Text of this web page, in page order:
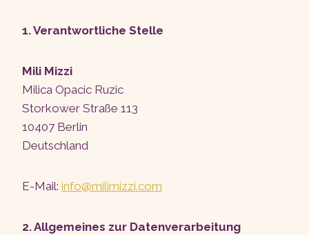
1. Verantwortliche Stelle
Mili Mizzi
Milica Opacic Ruzic
Storkower Straße 113
10407 Berlin
Deutschland
E-Mail: info@milimizzi.com
2. Allgemeines zur Datenverarbeitung